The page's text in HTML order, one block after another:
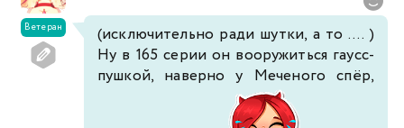
Ветеран
(исключительно ради шутки, а то .... )
Ну в 165 серии он вооружиться гаусс-
пушкой, наверно у Меченого спёр,